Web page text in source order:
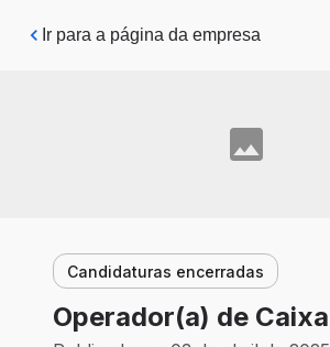
Pular para o conteúdo principal
Ir para a página da empresa
Candidaturas encerradas
Operador(a) de Caixa